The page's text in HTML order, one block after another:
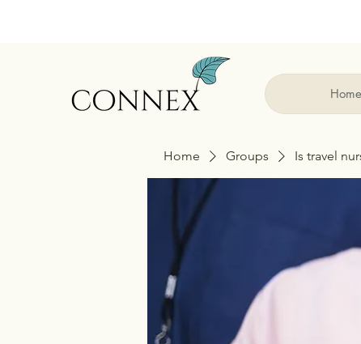
Home
Home Groups Is travel